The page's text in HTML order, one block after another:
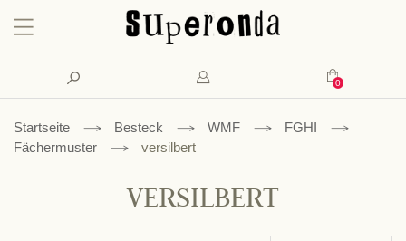
Konto
Mein
Suche
Startseite Besteck WMF
FGHI
Fächermuster
versilbert
VERSILBERT